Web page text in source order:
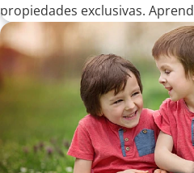
propiedades exclusivas.
anatomía dental.